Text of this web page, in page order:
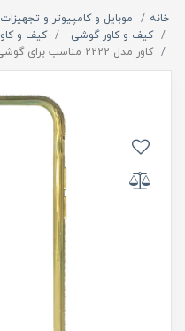
خانه موبایل و کامپیوتر و
کیف و کاور گوشی
کیف و
کاور مدل 2222 مناسب برای گوشی موبایل اپل Iphone 7/8